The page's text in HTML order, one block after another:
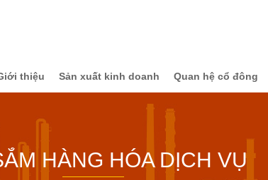
thiệu Sản xuất kinh doanh Quan hệ cổ đông
HÀNG HÓA DỊCH VỤ